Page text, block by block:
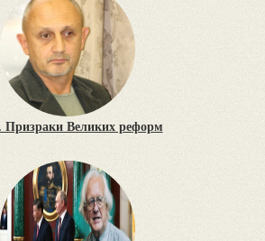
Призраки Великих реформ